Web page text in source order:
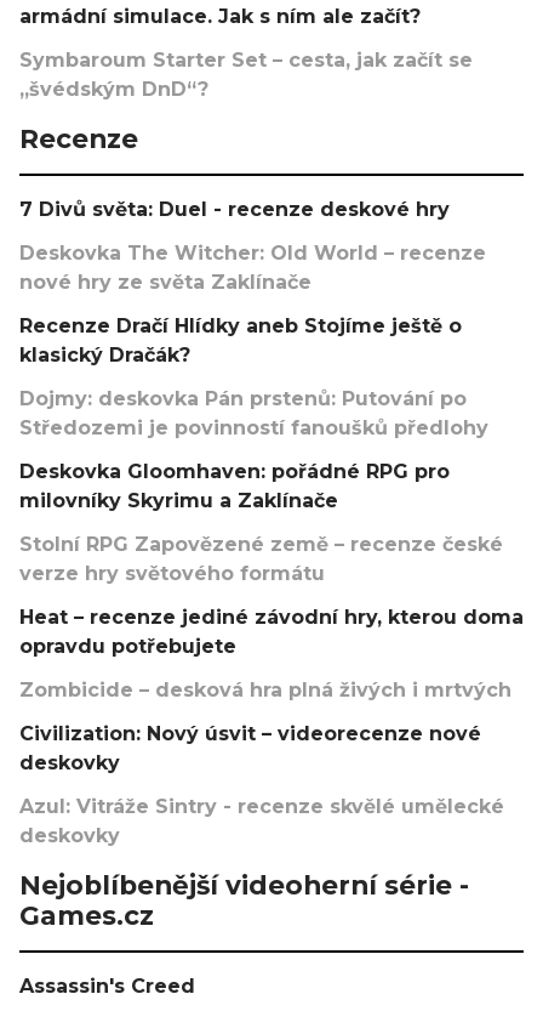
armádní simulace. Jak s ním ale začít?
Symbaroum Starter Set – cesta, jak začít se
„švédským DnD“?
Recenze
7 Divů světa: Duel - recenze deskové hry
Deskovka The Witcher: Old World – recenze
nové hry ze světa Zaklínače
Recenze Dračí Hlídky aneb Stojíme ještě o
klasický Dračák?
Dojmy: deskovka Pán prstenů: Putování po
Středozemi je povinností fanoušků předlohy
Deskovka Gloomhaven: pořádné RPG pro
milovníky Skyrimu a Zaklínače
Stolní RPG Zapovězené země – recenze české
verze hry světového formátu
Heat – recenze jediné závodní hry, kterou doma
opravdu potřebujete
Zombicide – desková hra plná živých i mrtvých
Civilization: Nový úsvit – videorecenze nové
deskovky
Azul: Vitráže Sintry - recenze skvělé umělecké
deskovky
Nejoblíbenější videoherní série -
Games.cz
Assassin's Creed